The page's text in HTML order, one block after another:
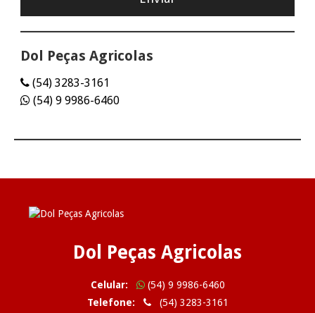
Dol Peças Agricolas
(54) 3283-3161
(54) 9 9986-6460
Dol Peças Agricolas
Celular:
(54) 9 9986-6460
Telefone:
(54) 3283-3161